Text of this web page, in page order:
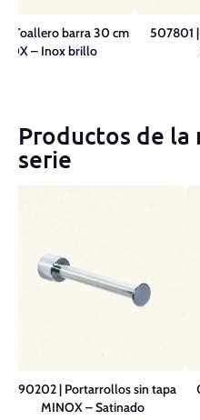
Toallero barra 30 cm
– Inox brillo
507801
Productos de la
serie
090202 | Portarrollos sin tapa
MINOX – Satinado